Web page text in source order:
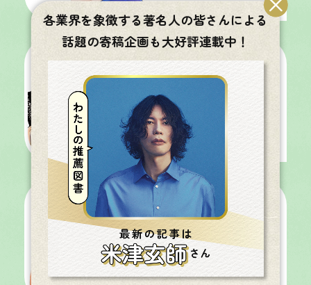
各業界を象徴する著名人の皆さんによる
話題の寄稿企画も大好評連載中！
更新日：2026.05.04
栗原正尚
代表作：
怨み屋本舗
更新日：2026.04.30
小花美穂
代表作：
こどものおもちゃ